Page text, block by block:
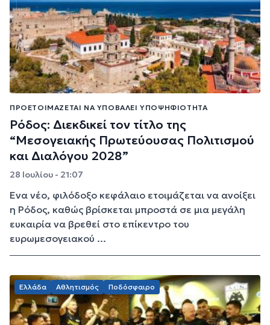
ΠΡΟΕΤΟΙΜΆΖΕΤΑΙ ΝΑ ΥΠΟΒΆΛΕΙ ΥΠΟΨΗΦΙΌΤΗΤΑ
Ρόδος: Διεκδικεί τον τίτλο της
“Μεσογειακής Πρωτεύουσας Πολιτισμού
και Διαλόγου 2028”
28 Ιουλίου - 21:07
Ενα νέο, φιλόδοξο κεφάλαιο ετοιμάζεται να ανοίξει
η Ρόδος, καθώς βρίσκεται μπροστά σε μια μεγάλη
ευκαιρία να βρεθεί στο επίκεντρο του
ευρωμεσογειακού ...
Ελλάδα Αθλητισμός Ποδόσφαιρο